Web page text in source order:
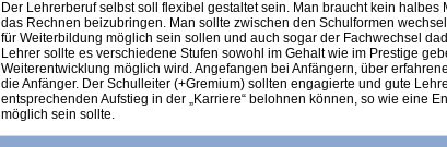
Der Lehrerberuf selbst soll flexibel gestaltet sein. Man braucht kein halbes
das Rechnen beizubringen. Man sollte zwischen den Schulformen
für Weiterbildung möglich sein sollen und auch sogar der Fachwechsel
Lehrer sollte es verschiedene Stufen sowohl im Gehalt wie im Prestige
Weiterentwicklung möglich wird. Angefangen bei Anfängern, über
die Anfänger. Der Schulleiter (+Gremium) sollten engagierte und gute
entsprechenden Aufstieg in der „Karriere“ belohnen können, so wie eine
möglich sein sollte.